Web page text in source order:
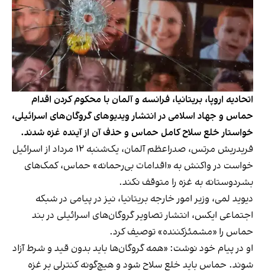
اتحادیه اروپا، بریتانیا، فرانسه و آلمان با محکوم‌ کردن اقدام
حماس و جهاد اسلامی در انتشار ویدیوهای گروگان‌های اسرائیلی،
خواستار خلع سلاح کامل حماس و حذف آن از آینده غزه شدند.
فریدریش مرتس، صدراعظم آلمان، یک‌شنبه ۱۲ مرداد از اسرائیل
خواست در واکنش به «اقدامات بی‌رحمانه» حماس، کمک‌های
بشردوستانه به غزه را متوقف نکند.
دیوید لمی، وزیر امور خارجه بریتانیا، نیز در پیامی در شبکه
اجتماعی ایکس، انتشار تصاویر گروگان‌های اسرائیلی در بند
حماس را «مشمئزکننده» توصیف کرد.
او در پیام خود نوشت: «همه گروگان‌ها باید بدون قید و شرط آزاد
شوند. حماس باید خلع سلاح شود و هیچ‌گونه کنترلی بر غزه